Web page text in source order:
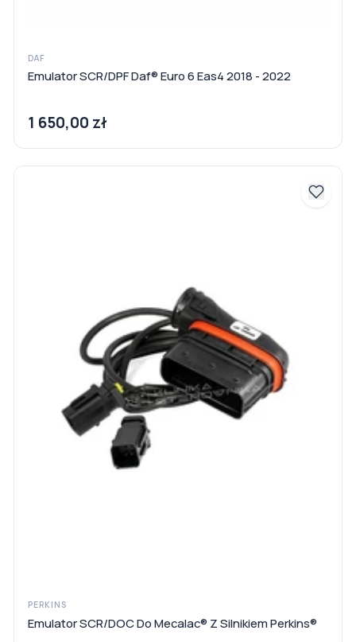
DAF
Emulator SCR/DPF Daf® Euro 6 Eas4 2018 - 2022
1 650,00 zł
PERKINS
Emulator SCR/DOC Do Mecalac® Z Silnikiem Perkins®